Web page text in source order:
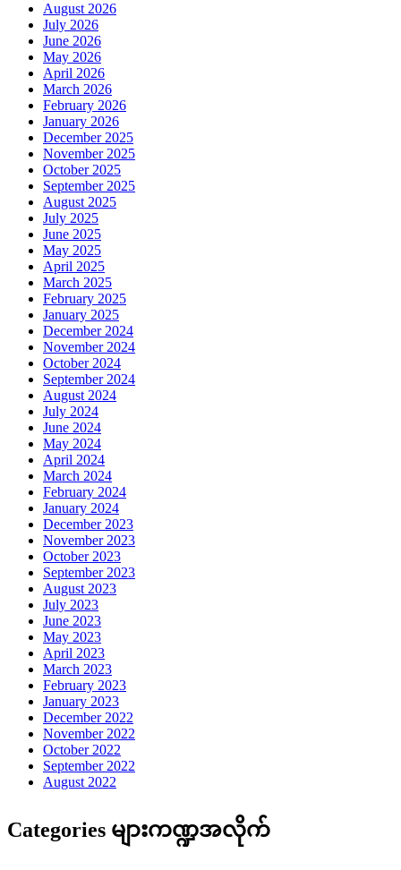
August 2026
July 2026
June 2026
May 2026
April 2026
March 2026
February 2026
January 2026
December 2025
November 2025
October 2025
September 2025
August 2025
July 2025
June 2025
May 2025
April 2025
March 2025
February 2025
January 2025
December 2024
November 2024
October 2024
September 2024
August 2024
July 2024
June 2024
May 2024
April 2024
March 2024
February 2024
January 2024
December 2023
November 2023
October 2023
September 2023
August 2023
July 2023
June 2023
May 2023
April 2023
March 2023
February 2023
January 2023
December 2022
November 2022
October 2022
September 2022
August 2022
Categories များကဏ္ဍအလိုက်